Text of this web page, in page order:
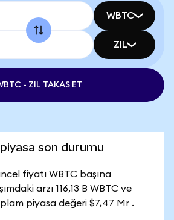
WBTC
ZIL
- ZIL TAKAS ET
son durumu
fiyatı WBTC başına
arzı 116,13 B WBTC ve
piyasa değeri $7,47 Mr .